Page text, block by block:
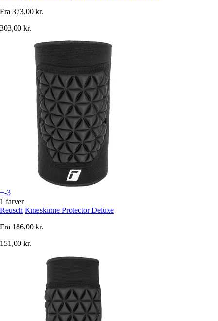
Fra 373,00 kr.
303,00 kr.
+-3
1 farver
Reusch Knæskinne Protector Deluxe
Fra 186,00 kr.
151,00 kr.